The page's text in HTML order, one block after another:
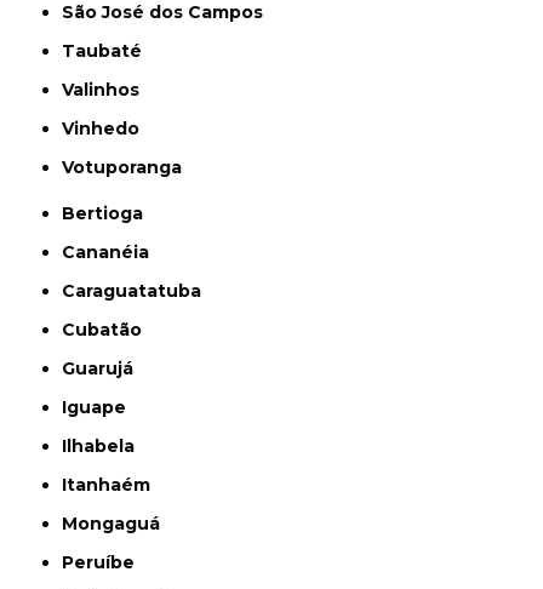
São José dos Campos
Taubaté
Valinhos
Vinhedo
Votuporanga
Bertioga
Cananéia
Caraguatatuba
Cubatão
Guarujá
Iguape
Ilhabela
Itanhaém
Mongaguá
Peruíbe